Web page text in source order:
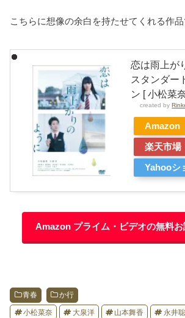
こちらに想像の余白を持たせてくれる作品
恋は雨上が
スタンダー
ン [ 小松菜
created by
Amazon
楽天市場
Yahooシ
Amazon プライム・ビデオの無料お
青春 か行
小松菜奈 大泉洋 山本舞香 永井聡